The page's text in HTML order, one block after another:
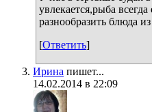
увлекается,рыба
разнообразить блюда
[Ответить]
Ирина пишет...
14.02.2014 в 22:09